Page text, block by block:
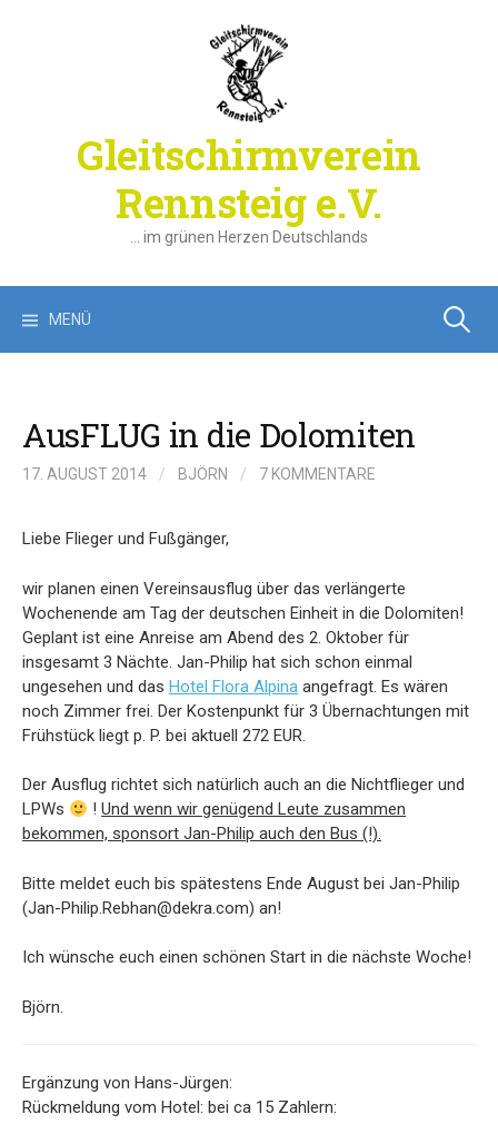
Gleitschirmverein
Rennsteig e.V.
… im grünen Herzen Deutschlands
MENÜ Suchen
AusFLUG in die Dolomiten
17. AUGUST 2014 / BJÖRN / 7 KOMMENTARE
Liebe Flieger und Fußgänger,
wir planen einen Vereinsausflug über das verlängerte
Wochenende am Tag der deutschen Einheit in die Dolomiten!
Geplant ist eine Anreise am Abend des 2. Oktober für
insgesamt 3 Nächte. Jan-Philip hat sich schon einmal
ungesehen und das Hotel Flora Alpina angefragt. Es wären
noch Zimmer frei. Der Kostenpunkt für 3 Übernachtungen mit
Frühstück liegt p. P. bei aktuell 272 EUR.
Der Ausflug richtet sich natürlich auch an die Nichtflieger und
LPWs
!Und wenn wir genügend Leute zusammen
bekommen, sponsort Jan-Philip auch den Bus (!).
Bitte meldet euch bis spätestens Ende August bei Jan-Philip
(Jan-Philip.Rebhan@dekra.com) an!
Ich wünsche euch einen schönen Start in die nächste Woche!
Björn.
Ergänzung von Hans-Jürgen:
Rückmeldung vom Hotel: bei ca 15 Zahlern: